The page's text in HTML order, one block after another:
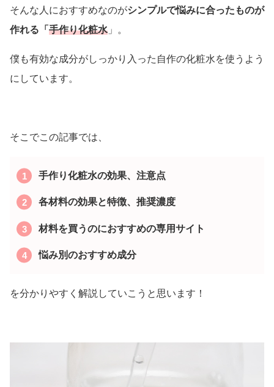
そんな人におすすめなのがシンプルで悩みに合ったものが
作れる「 手作り化粧水 」。
僕も有効な成分がしっかり入った自作の化粧水を使うよう
にしています。
そこでこの記事では、
手作り化粧水の効果、注意点
各材料の効果と特徴、推奨濃度
材料を買うのにおすすめの専用サイト
悩み別のおすすめ成分
を分かりやすく解説していこうと思います！